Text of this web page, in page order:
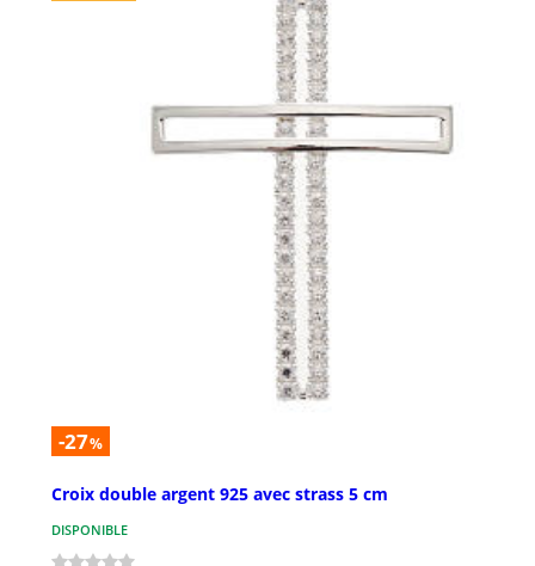
-27%
Croix double argent 925 avec strass 5 cm
DISPONIBLE